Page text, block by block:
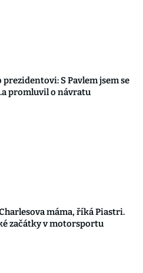
prezidentovi: S Pavlem jsem se
promluvil o návratu
máma, říká Piastri.
začátky v motorsportu